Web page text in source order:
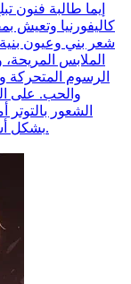
شعر بني وعيون بنية
الملابس
الرسوم
والحب. على
الشعور
بشكل أساسي إيجاد طريقة للخروج من عالمها الخيالي.